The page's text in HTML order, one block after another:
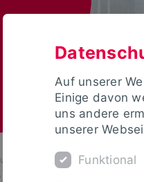
Auf unserer
Einige davon
uns andere
unserer
Funktional